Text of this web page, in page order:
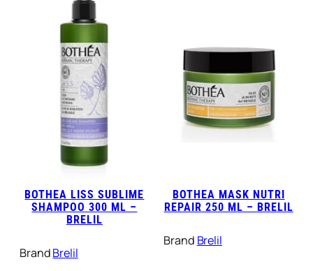
BOTHEA LISS SUBLIME
SHAMPOO 300 ML –
BRELIL
BrandBrelil
BOTHEA MASK NUTRI
REPAIR 250 ML – BRELIL
Brand Brelil